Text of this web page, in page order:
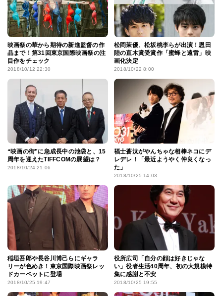
映画祭の華から期待の新進監督の作
品まで！第31回東京国際映画祭の注
目作をチェック
2018/10/12 22:30
松岡茉優、松坂桃李らが出演！恩田
陸の直木賞受賞作「蜜蜂と遠雷」映
画化決定
2018/10/22 8:00
“映画の街”に急成長中の池袋と、15
周年を迎えたTIFFCOMの展望は？
2018/10/24 21:06
福士蒼汰がやんちゃな相棒ネコにデ
レデレ！「最近ようやく仲良くなっ
た」
2018/10/25 14:03
稲垣吾郎や長谷川博己らにギャラ
リーが色めき！東京国際映画祭レッ
ドカーペットに登場
2018/10/25 19:47
役所広司「自分の顔は好きじゃな
い」役者生活40周年、初の大規模特
集に感謝と不安
2018/10/25 19:55